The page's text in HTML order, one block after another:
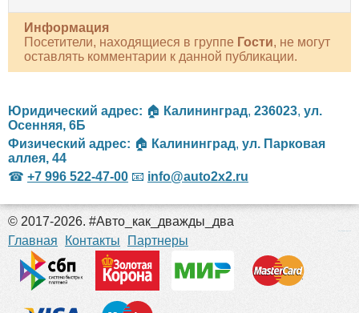
Информация
Посетители, находящиеся в группе Гости, не могут
оставлять комментарии к данной публикации.
Юридический адрес: 🏠 Калининград, 236023, ул.
Осенняя, 6Б
Физический адрес: 🏠 Калининград, ул. Парковая
аллея, 44
☎ +7 996 522-47-00 📧 info@auto2x2.ru
© 2017-2026. #Авто_как_дважды_два
Главная
Контакты Партнеры